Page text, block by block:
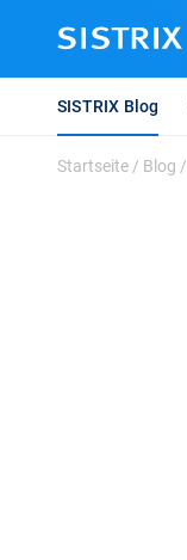
SISTRIX Blog
Startseite / Blog /